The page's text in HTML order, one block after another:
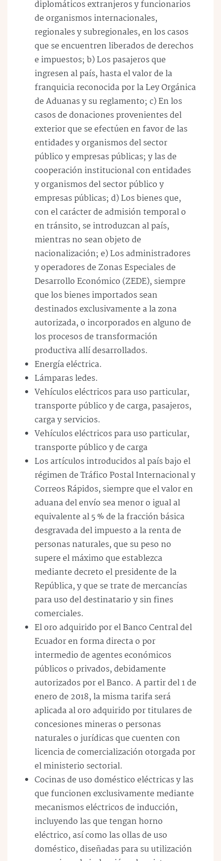
diplomáticos extranjeros y funcionarios
de organismos internacionales,
regionales y subregionales, en los casos
que se encuentren liberados de derechos
e impuestos; b) Los pasajeros que
ingresen al país, hasta el valor de la
franquicia reconocida por la Ley Orgánica
de Aduanas y su reglamento; c) En los
casos de donaciones provenientes del
exterior que se efectúen en favor de las
entidades y organismos del sector
público y empresas públicas; y las de
cooperación institucional con entidades
y organismos del sector público y
empresas públicas; d) Los bienes que,
con el carácter de admisión temporal o
en tránsito, se introduzcan al país,
mientras no sean objeto de
nacionalización; e) Los administradores
y operadores de Zonas Especiales de
Desarrollo Económico (ZEDE), siempre
que los bienes importados sean
destinados exclusivamente a la zona
autorizada, o incorporados en alguno de
los procesos de transformación
productiva allí desarrollados.
Energía eléctrica.
Lámparas ledes.
Vehículos eléctricos para uso particular,
transporte público y de carga, pasajeros,
carga y servicios.
Vehículos eléctricos para uso particular,
transporte público y de carga
Los artículos introducidos al país bajo el
régimen de Tráfico Postal Internacional y
Correos Rápidos, siempre que el valor en
aduana del envío sea menor o igual al
equivalente al 5 % de la fracción básica
desgravada del impuesto a la renta de
personas naturales, que su peso no
supere el máximo que establezca
mediante decreto el presidente de la
República, y que se trate de mercancías
para uso del destinatario y sin fines
comerciales.
El oro adquirido por el Banco Central del
Ecuador en forma directa o por
intermedio de agentes económicos
públicos o privados, debidamente
autorizados por el Banco. A partir del 1 de
enero de 2018, la misma tarifa será
aplicada al oro adquirido por titulares de
concesiones mineras o personas
naturales o jurídicas que cuenten con
licencia de comercialización otorgada por
el ministerio sectorial.
Cocinas de uso doméstico eléctricas y las
que funcionen exclusivamente mediante
mecanismos eléctricos de inducción,
incluyendo las que tengan horno
eléctrico, así como las ollas de uso
doméstico, diseñadas para su utilización